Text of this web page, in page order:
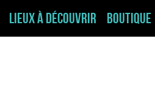
Lieux à découvrir Boutique